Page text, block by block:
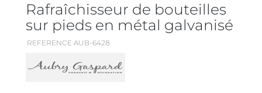
Rafraîchisseur de bouteilles
sur pieds en métal galvanisé
REFERENCE AUB-6428